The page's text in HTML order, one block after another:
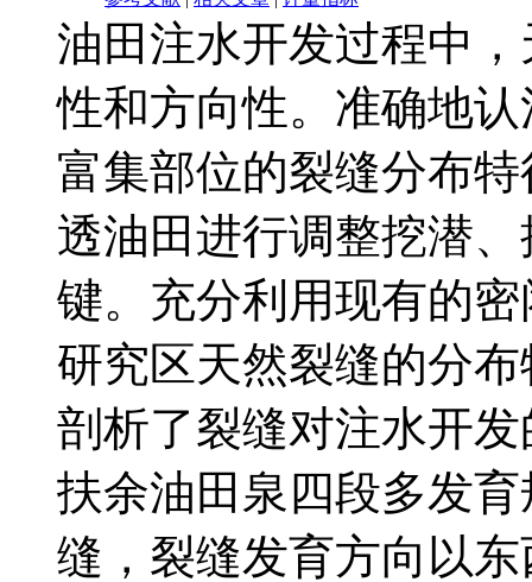
油田注水开发过程中
性和方向性。准确地
富集部位的裂缝分布
透油田进行调整挖潜
键。充分利用现有的
研究区天然裂缝的分
剖析了裂缝对注水开
扶余油田泉四段多发
缝，裂缝发育方向以